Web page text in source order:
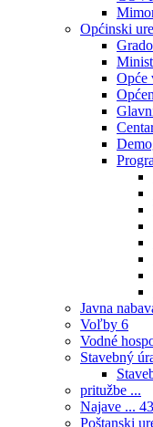
Općinski
Opće
Javna
Voľby 6
Vodné
Stavebný
pritužbe ...
Najave ...
Poštanski